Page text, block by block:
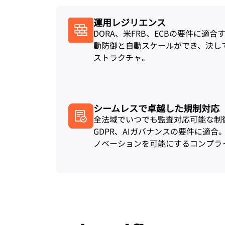
運用レジリエンス
DORA、米FRB、ECBの要件に適合
動防御と自動スケールができ、決
ストラクチャ。
シームレスで卓越した規制対応
全法域でいつでも監査対応可能な制
GDPR、AIガバナンスの要件に適合
ノベーションを可能にするコンプラ